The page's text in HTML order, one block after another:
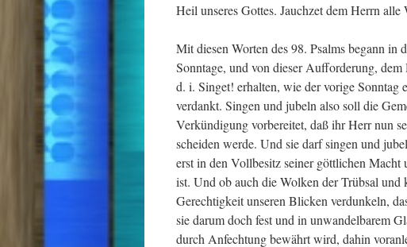
Heil unseres Gottes. Jauchzet dem Herrn
Mit diesen Worten des 98. Psalms begann in
Sonntage, und von dieser Aufforderung,
d. i. Singet! erhalten, wie der vorige Sonntag
verdankt. Singen und jubeln also soll die
Verkündigung vorbereitet, daß ihr Herr nun
scheiden werde. Und sie darf singen und
erst in den Vollbesitz seiner göttlichen Macht
ist. Und ob auch die Wolken der Trübsal
Gerechtigkeit unseren Blicken verdunkeln,
sie darum doch fest und in unwandelbarem
durch Anfechtung bewährt wird, dahin